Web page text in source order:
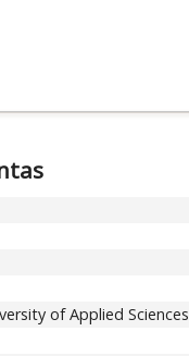
of Applied Sciences